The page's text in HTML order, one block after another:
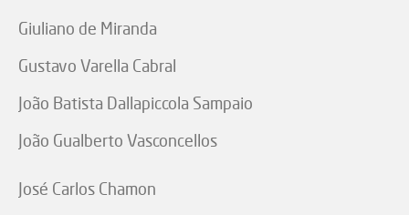
Giuliano de Miranda
Gustavo Varella Cabral
João Batista Dallapiccola Sampaio
João Gualberto Vasconcellos
José Carlos Chamon